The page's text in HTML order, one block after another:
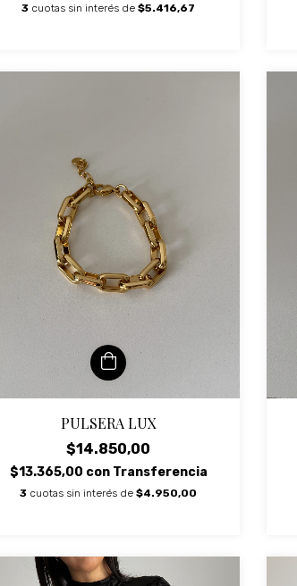
3 cuotas sin interés de$5.416,67
PULSERA LUX
$14.850,00
$13.365,00 con Transferencia
3 cuotas sin interés de$4.950,00